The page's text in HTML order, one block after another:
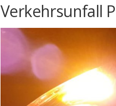
Verkehrsunfall